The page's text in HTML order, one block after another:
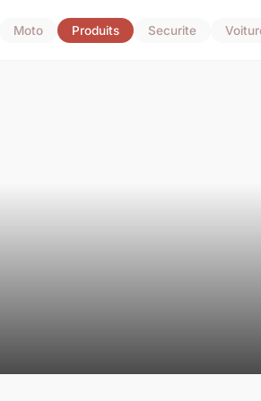
Moto Produits Securite